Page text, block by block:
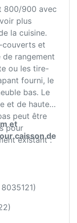
800/900 avec
plus
la cuisine.
couverts et
rangement
ou les tire-
fourni, le
bas. Le
et de haute
peut être
pour
existant :
et
caisson de